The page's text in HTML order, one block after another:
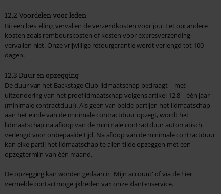
12.2 Voordelen voor leden
Bij een bestelling vervallen de verzendkosten voor jou. Let op: andere
kosten zoals rembourskosten of kosten voor expresverzending
vervallen niet. Onze vrijwillige retourgarantie wordt verlengd tot 100
dagen.
12.3 Duur en opzegging
De duur van het Backstage Club-lidmaatschap bedraagt – met
uitzondering van het proeflidmaatschap volgens artikel 12.8 – één jaar
(minimale contractduur). Als geen van beide partijen het lidmaatschap
aan het einde van de minimale contractduur opzegt, wordt het
lidmaatschap na afloop van de minimale contractduur automatisch
verlengd voor onbepaalde tijd. Na afloop van de minimale contractduur
kan elke partij het lidmaatschap te allen tijde opzeggen met een
opzegtermijn van één maand.
De opzegging kan worden gedaan in 'Mijn account' of via de hier
vermelde contactmogelijkheden van onze klantenservice.